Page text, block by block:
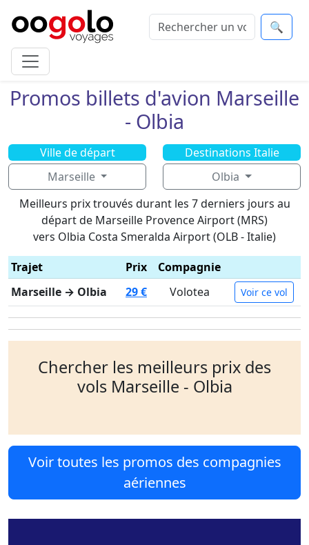
🔍
Promos billets d'avion Marseille
- Olbia
Ville de départ
Marseille
Destinations Italie
Olbia
Meilleurs prix trouvés durant les 7 derniers jours au
départ de Marseille Provence Airport (MRS)
vers Olbia Costa Smeralda Airport (OLB - Italie)
Trajet
Prix
Compagnie
Marseille → Olbia
29 € Volotea Voir ce vol
Chercher les meilleurs prix des
vols Marseille - Olbia
Voir toutes les promos des compagnies
aériennes